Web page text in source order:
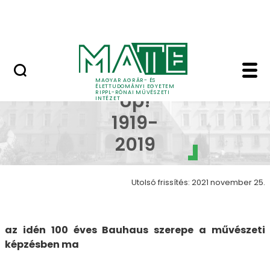
MAGYAR AGRÁR- ÉS
ÉLETTUDOMÁNYI EGYETEM
RIPPL-RÓNAI MŰVÉSZETI
INTÉZET
Bauhaus Up! 1919-
Bauhaus
Up!
1919-
2019
Utolsó frissítés: 2021 november 25.
az idén 100 éves Bauhaus szerepe a művészeti
képzésben ma